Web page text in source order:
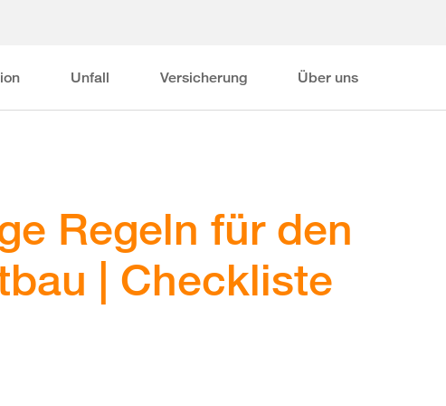
Unfall Versicherung Über uns
Regeln für den
| Checkliste